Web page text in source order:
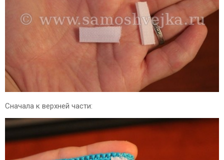
Сначала к верхней части: